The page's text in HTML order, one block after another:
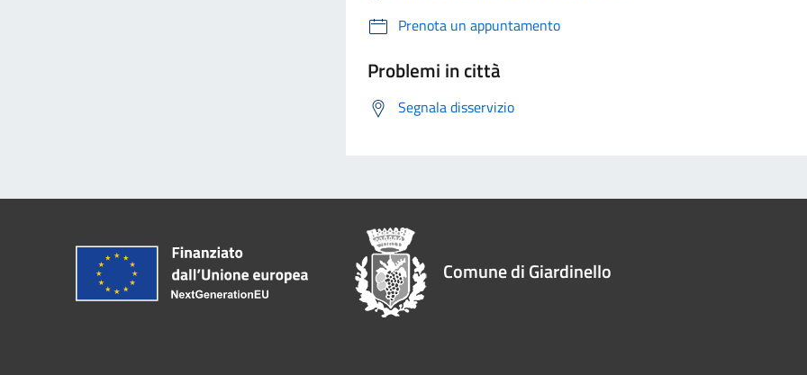
Prenota un appuntamento
Problemi in città
Segnala disservizio
Comune di Giardinello